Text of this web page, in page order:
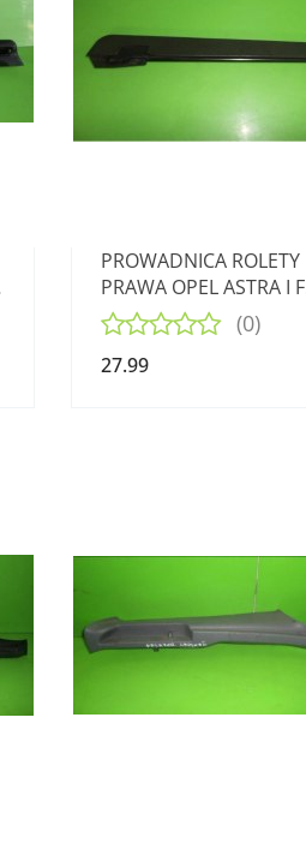
PROWADNICA ROLETY
PRAWA OPEL ASTRA I F
KOMBI
(0)
27.99